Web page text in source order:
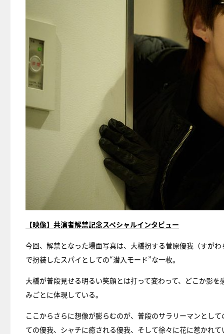
【映像】共演者解禁記念スペシャルインタビュー
今回、解禁となった場面写真は、大橋扮する菅原優我（すが
で扮装したスパイとしての“潜入モード”な一枚。
大橋が普段見せる明るい笑顔とは打って変わって、どこか影
みごとに体現している。
ここからさらに想像が膨らむのが、普段のサラリーマンとし
ての優我、シャチに癒される優我、そして徐々に花に惹かれ